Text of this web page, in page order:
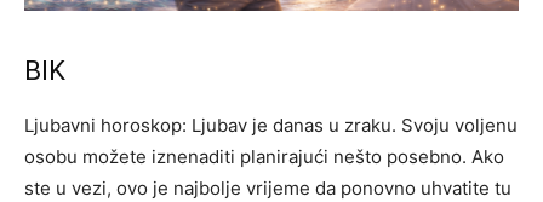
BIK
Ljubavni horoskop: Ljubav je danas u zraku. Svoju voljenu
osobu možete iznenaditi planirajući nešto posebno. Ako
ste u vezi, ovo je najbolje vrijeme da ponovno uhvatite tu